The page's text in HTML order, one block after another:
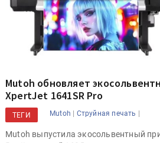
Mutoh обновляет
XpertJet 1641SR Pro
ТЕГИ Mutoh | Струйная печать |
Mutoh выпустила экосольвентный